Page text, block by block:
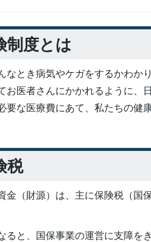
制度とは
なとき病気やケガをするかわか
お医者さんにかかれるように、
要な医療費にあて、私たちの健
税
金（財源）は、主に保険税（国
ると、国保事業の運営に支障を